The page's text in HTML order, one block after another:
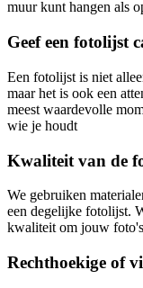
muur kunt hangen als
Geef een fotolijst
Een fotolijst is niet
maar het is ook een
meest waardevolle
wie je houdt
Kwaliteit van de
We gebruiken
een degelijke fotolijst.
kwaliteit om jouw
Rechthoekige of